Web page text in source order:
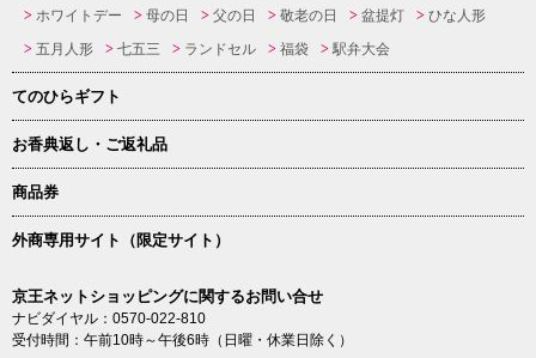
ホワイトデー
母の日 父の日 敬老の日 盆提灯
ひな人形
五月人形
七五三 ランドセル 福袋 駅弁大会
てのひらギフト
お香典返し・ご返礼品
商品券
外商専用サイト（限定サイト）
京王ネットショッピングに関するお問い合せ
ナビダイヤル：0570-022-810
受付時間：午前10時～午後6時（日曜・休業日除く）